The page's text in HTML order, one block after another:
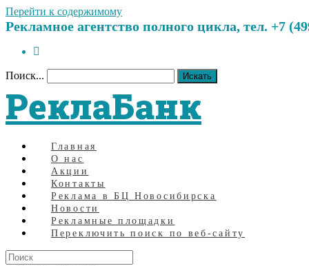
Перейти к содержимому
Рекламное агентство полного цикла, тел. +7
Поиск... Искать
РеклаБанк
Главная
О нас
Акции
Контакты
Реклама в БЦ Новосибирска
Новости
Рекламные площадки
Переключить поиск по веб-сайту